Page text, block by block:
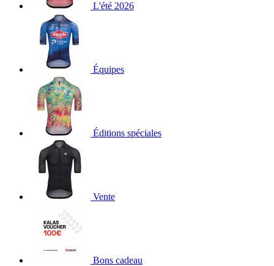
L'été 2026
Équipes
Éditions spéciales
Vente
Bons cadeau